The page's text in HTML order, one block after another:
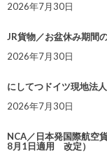
2026年7月30日
JR貨物／お盆休み期間
2026年7月30日
にしてつドイツ現地法
2026年7月30日
NCA／日本発国際航空
8月1日適用 改定）